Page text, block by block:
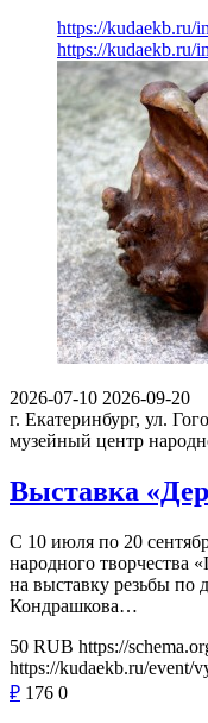
https://kudaekb.ru/
https://kudaekb.ru/
2026-07-10 2026-09-20
г. Екатеринбург, ул.
музейный центр
Выставка
С 10 июля по 20
народного творчества
на выставку резьбы по
Кондрашкова…
50 RUB https://
https://kudaekb.ru/event/
₽ 176 0